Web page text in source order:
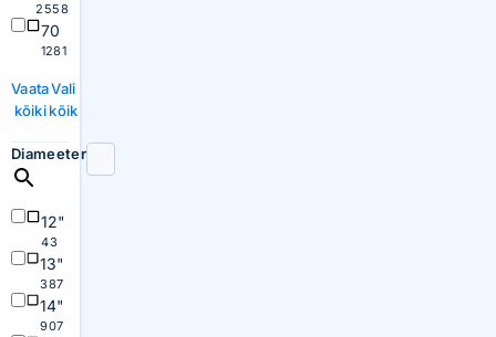
2558
70
1281
Vaata
kõiki
Vali
kõik
Diameeter
12"
43
13"
387
14"
907